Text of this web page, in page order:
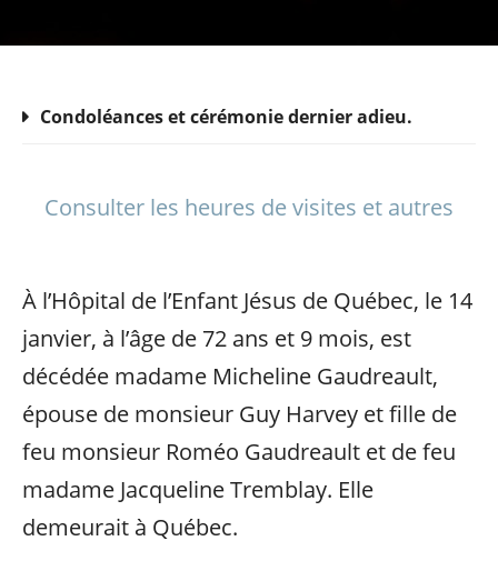
Condoléances et cérémonie dernier adieu.
Consulter les heures de visites et autres
À l’Hôpital de l’Enfant Jésus de Québec, le 14
janvier, à l’âge de 72 ans et 9 mois, est
décédée madame Micheline Gaudreault,
épouse de monsieur Guy Harvey et fille de
feu monsieur Roméo Gaudreault et de feu
madame Jacqueline Tremblay. Elle
demeurait à Québec.